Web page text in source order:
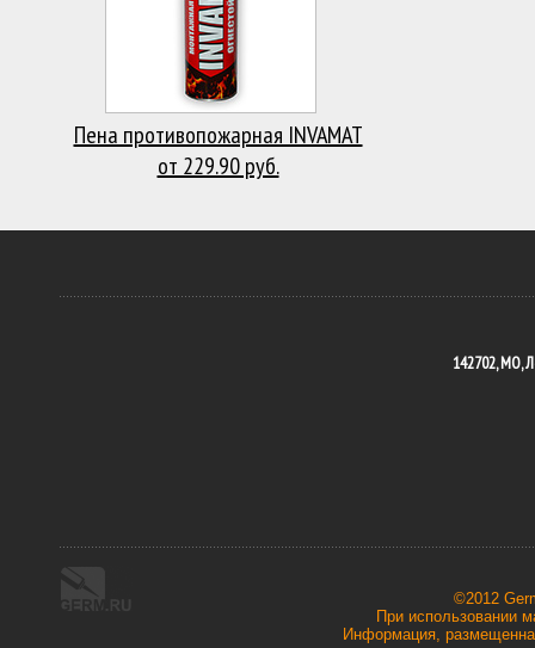
Пена противопожарная INVAMAT
от 229.90 руб.
142702, МО,
©2012
При использовании
Информация,